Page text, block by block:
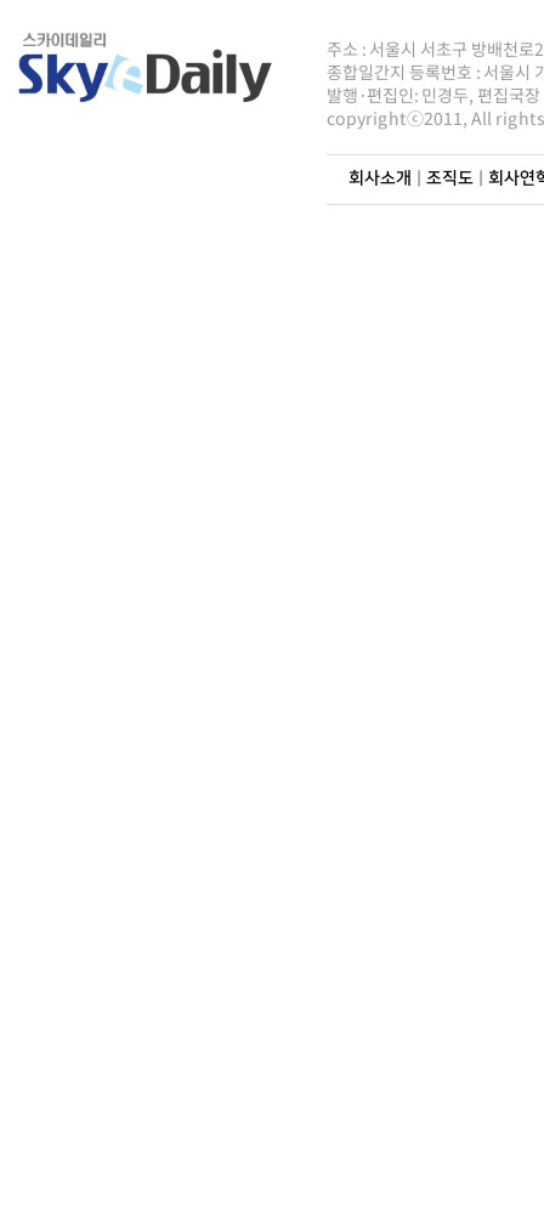
주소 : 서울시 서초구 방배천
종합일간지 등록번호 : 서울
발행·편집인: 민경두, 편집국
copyrightⓒ2011, All rights
회사소개 조직도| 회사연